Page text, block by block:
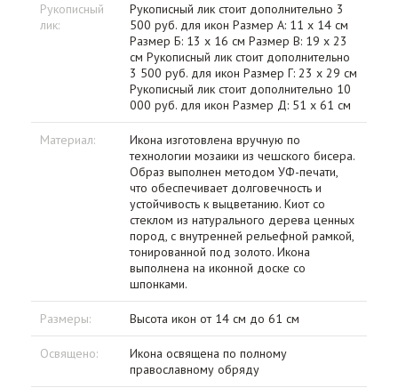
Рукописный
лик:
Рукописный лик стоит дополнительно 3
500 руб. для икон Размер А: 11 х 14 см
Размер Б: 13 х 16 см Размер В: 19 х 23
см Рукописный лик стоит дополнительно
3 500 руб. для икон Размер Г: 23 х 29 см
Рукописный лик стоит дополнительно 10
000 руб. для икон Размер Д: 51 х 61 см
Материал:
Икона изготовлена вручную по
технологии мозаики из чешского бисера.
Образ выполнен методом УФ-печати,
что обеспечивает долговечность и
устойчивость к выцветанию. Киот со
стеклом из натурального дерева ценных
пород, с внутренней рельефной рамкой,
тонированной под золото. Икона
выполнена на иконной доске со
шпонками.
Размеры: Высота икон от 14 см до 61 см
Освящено:
Икона освящена по полному
православному обряду